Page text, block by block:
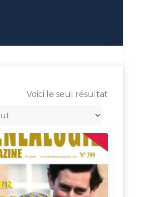
Voici le seul résultat